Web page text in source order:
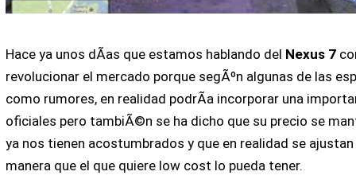
Hace ya unos dÃ­as que estamos hablando del Nexus 7
revolucionar el mercado porque segÃºn algunas de las
como rumores, en realidad podrÃ­a incorporar una
oficiales pero tambiÃ©n se ha dicho que su precio se
ya nos tienen acostumbrados y que en realidad se
manera que el que quiere low cost lo pueda tener.